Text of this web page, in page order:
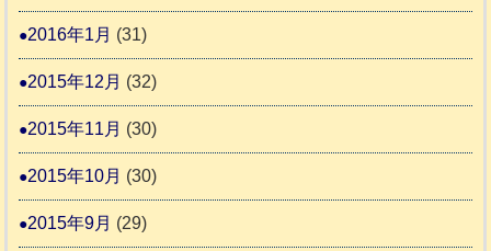
2016年1月 (31)
2015年12月 (32)
2015年11月 (30)
2015年10月 (30)
2015年9月 (29)